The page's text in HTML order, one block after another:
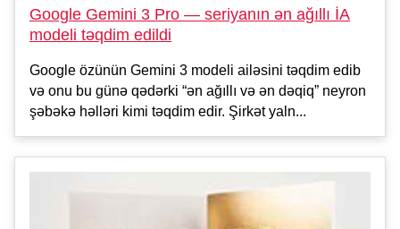
Google Gemini 3 Pro — seriyanın ən ağıllı İA
modeli təqdim edildi
Google özünün Gemini 3 modeli ailəsini təqdim edib
və onu bu günə qədərki “ən ağıllı və ən dəqiq” neyron
şəbəkə həlləri kimi təqdim edir. Şirkət yaln...